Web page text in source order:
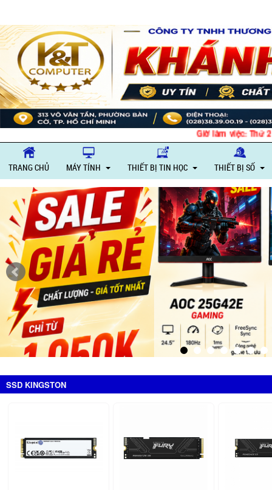
Giờ làm việc: Thứ 2 –
TRANG CHỦ MÁY TÍNH THIẾT BỊ TIN HỌC THIẾT BỊ SỐ
SSD KINGSTON